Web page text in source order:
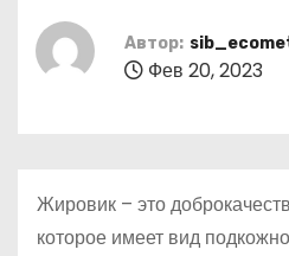
Автор:
Фев 20, 2023
Жировик – это
которое имеет вид